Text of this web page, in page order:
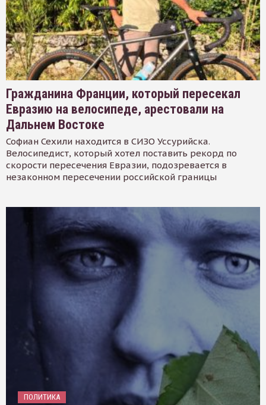
Гражданина Франции, который пересекал
Евразию на велосипеде, арестовали на
Дальнем Востоке
Софиан Сехили находится в СИЗО Уссурийска.
Велосипедист, который хотел поставить рекорд по
скорости пересечения Евразии, подозревается в
незаконном пересечении российской границы
ПОЛИТИКА